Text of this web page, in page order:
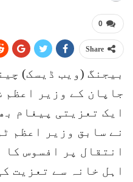
0
Share
بیجنگ (ویب ڈیسک)
جاپان کے وزیر اعظم
ایک تعزیتی پیغام
نے سابق وزیر اعظم
انتقال پر افسوس
اہل خانہ سے تعزیت